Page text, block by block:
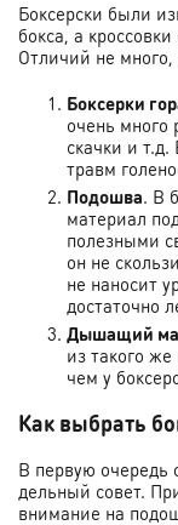
Боксерски были
бокса, а
Отличий не
Боксерки
очень
скачки и
травм
Подошва. В
материал
полезными
он не
не наносит
достаточно
Дышащий
из такого
чем у
Как выбрать
В первую очередь
дельный совет.
внимание на